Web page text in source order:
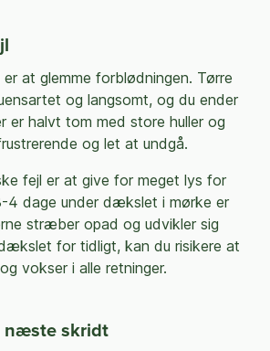
at glemme forblødningen. Tørre
og langsomt, og du ender
er halvt tom med store huller og
og let at undgå.
fejl er at give for meget lys for
4 dage under dækslet i mørke er
stræber opad og udvikler sig
for tidligt, kan du risikere at
vokser i alle retninger.
næste skridt